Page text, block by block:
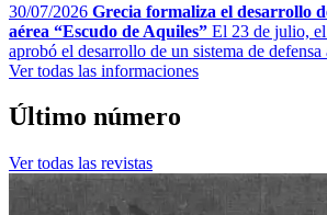
30/07/2026 Grecia formaliza el desarrollo
aérea “Escudo de Aquiles” El 23 de julio,
aprobó el desarrollo de un sistema de defensa
Ver todas las informaciones
Último número
Ver todas las revistas